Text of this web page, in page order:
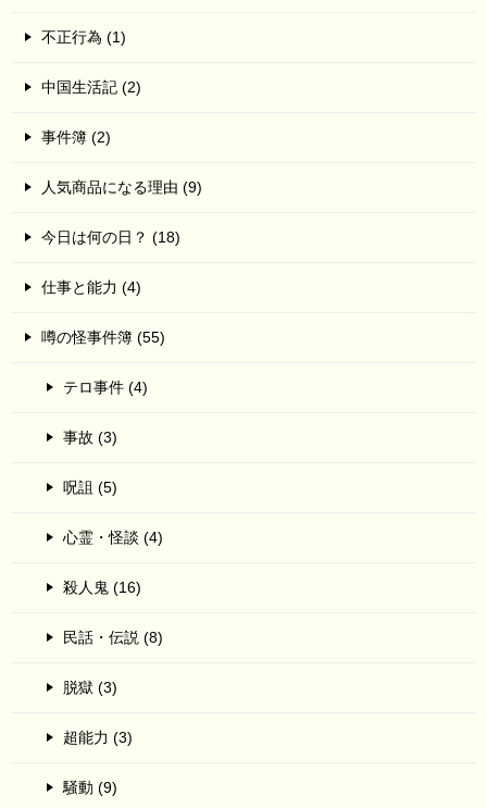
不正行為 (1)
中国生活記 (2)
事件簿 (2)
人気商品になる理由 (9)
今日は何の日？ (18)
仕事と能力 (4)
噂の怪事件簿 (55)
テロ事件 (4)
事故 (3)
呪詛 (5)
心霊・怪談 (4)
殺人鬼 (16)
民話・伝説 (8)
脱獄 (3)
超能力 (3)
騒動 (9)